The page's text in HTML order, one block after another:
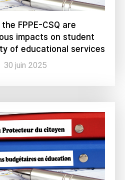
FPPE-CSQ are
impacts on student
of educational services
30 juin 2025